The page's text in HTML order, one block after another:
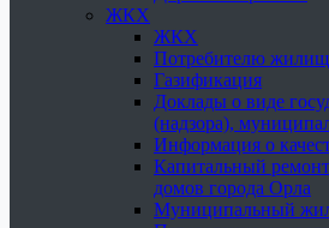
ЖКХ
ЖКХ
Потребителю
Газификация
Доклады о виде
(надзора),
Информация о
Капитальный
домов города Орла
Муниципальный